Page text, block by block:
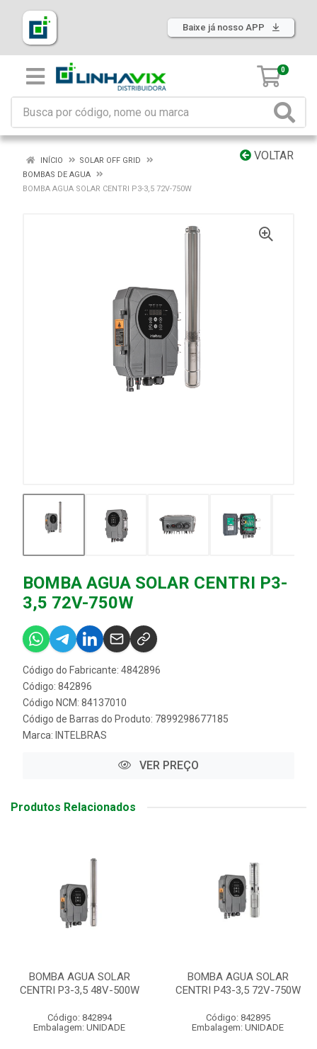
Baixe já nosso APP
0
VOLTAR
INÍCIO
SOLAR OFF GRID
BOMBAS DE AGUA
BOMBA AGUA SOLAR CENTRI P3-3,5 72V-750W
BOMBA AGUA SOLAR CENTRI P3-
3,5 72V-750W
Código do Fabricante: 4842896
Código: 842896
Código NCM: 84137010
Código de Barras do Produto: 7899298677185
Marca: INTELBRAS
VER PREÇO
Produtos Relacionados
BOMBA AGUA SOLAR
CENTRI P3-3,5 48V-500W
Código: 842894
Embalagem: UNIDADE
BOMBA AGUA SOLAR
CENTRI P43-3,5 72V-750W
Código: 842895
Embalagem: UNIDADE